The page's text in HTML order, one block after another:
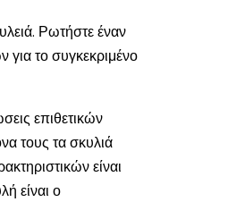
Ρωτήστε έναν
το συγκεκριμένο
επιθετικών
τους τα σκυλιά
είναι
είναι ο